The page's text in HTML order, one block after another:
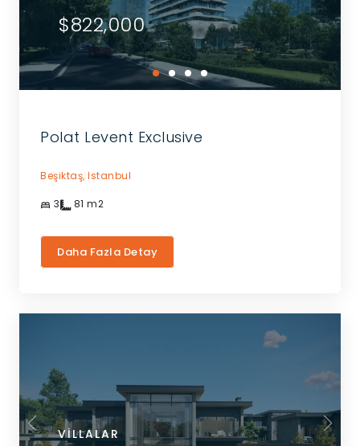
$822,000
Polat Levent Exclusive
Beşiktaş, Istanbul
3 81 m2
Daha Fazla Detay
VILLALAR